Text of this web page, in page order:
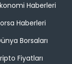
Haberleri
Haberleri
Borsaları
Fiyatları